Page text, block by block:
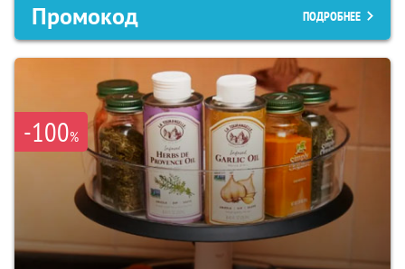
Промокод ПОДРОБНЕЕ
-100%